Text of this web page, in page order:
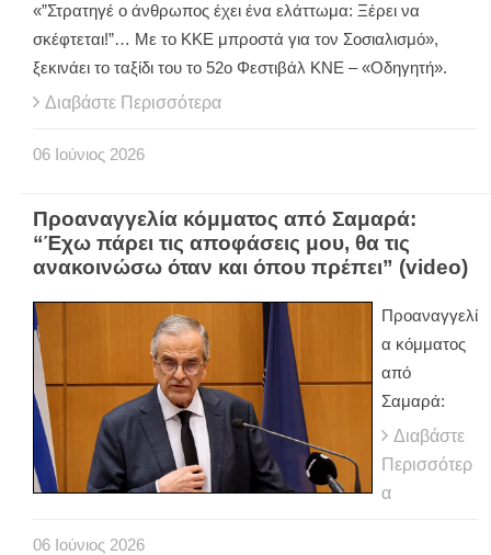
«”Στρατηγέ ο άνθρωπος έχει ένα ελάττωμα: Ξέρει να
σκέφτεται!”… Με το ΚΚΕ μπροστά για τον Σοσιαλισμό»,
ξεκινάει το ταξίδι του το 52ο Φεστιβάλ ΚΝΕ – «Οδηγητή».
Διαβάστε Περισσότερα
06 Ιούνιος 2026
Προαναγγελία κόμματος από Σαμαρά:
“Έχω πάρει τις αποφάσεις μου, θα τις
ανακοινώσω όταν και όπου πρέπει” (video)
Προαναγγελί
α κόμματος
από
Σαμαρά:
Διαβάστε
Περισσότερ
α
06 Ιούνιος 2026